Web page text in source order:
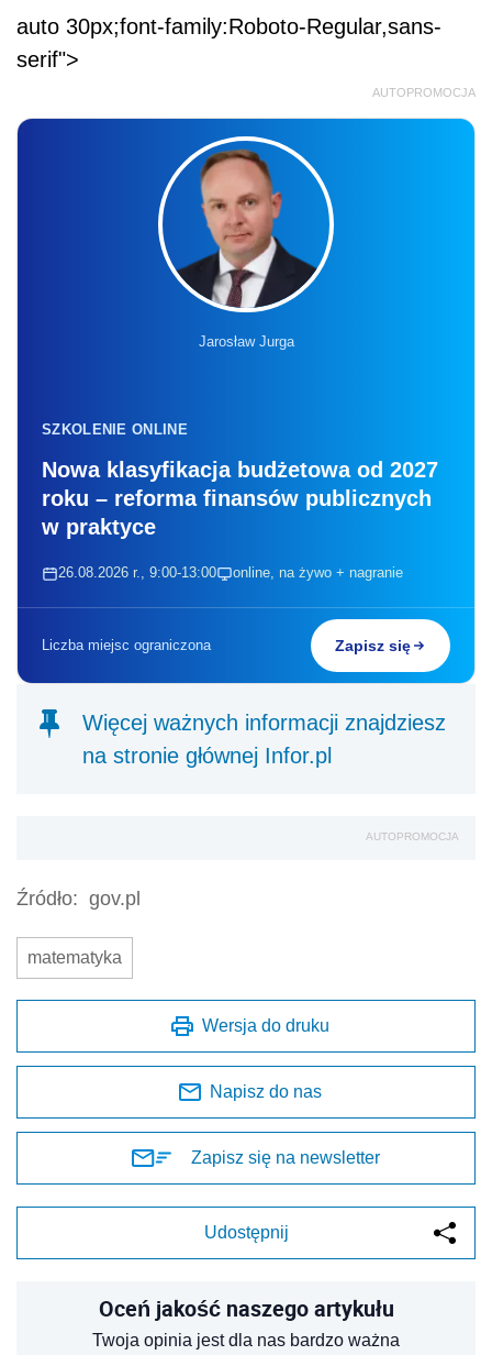
auto 30px;font-family:Roboto-Regular,sans-
serif">
AUTOPROMOCJA
Jarosław Jurga
SZKOLENIE ONLINE
Nowa klasyfikacja budżetowa od 2027
roku – reforma finansów publicznych
w praktyce
26.08.2026 r., 9:00-13:00 online, na żywo + nagranie
Liczba miejsc ograniczona Zapisz się
Więcej ważnych informacji znajdziesz
na stronie głównej Infor.pl
AUTOPROMOCJA
Źródło: gov.pl
matematyka
Wersja do druku
Napisz do nas
Zapisz się na newsletter
Udostępnij
Oceń jakość naszego artykułu
Twoja opinia jest dla nas bardzo ważna